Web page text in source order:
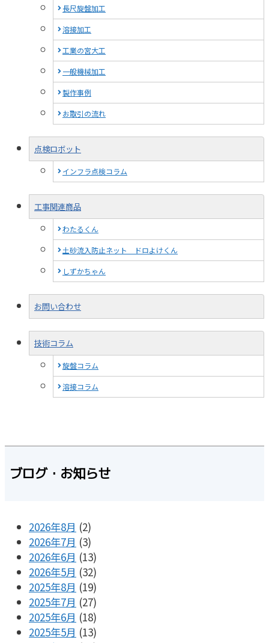
長尺旋盤加工
溶接加工
工業の宮大工
一般機械加工
製作事例
お取引の流れ
点検ロボット
インフラ点検コラム
工事関連商品
わたるくん
土砂流入防止ネット ドロよけくん
しずかちゃん
お問い合わせ
技術コラム
旋盤コラム
溶接コラム
ブログ・お知らせ
2026年8月 (2)
2026年7月 (3)
2026年6月 (13)
2026年5月 (32)
2025年8月 (19)
2025年7月 (27)
2025年6月 (18)
2025年5月 (13)